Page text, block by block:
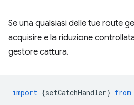
Se una qualsiasi delle tue route
acquisire e la riduzione
gestore cattura.
import {setCatchHandler} from